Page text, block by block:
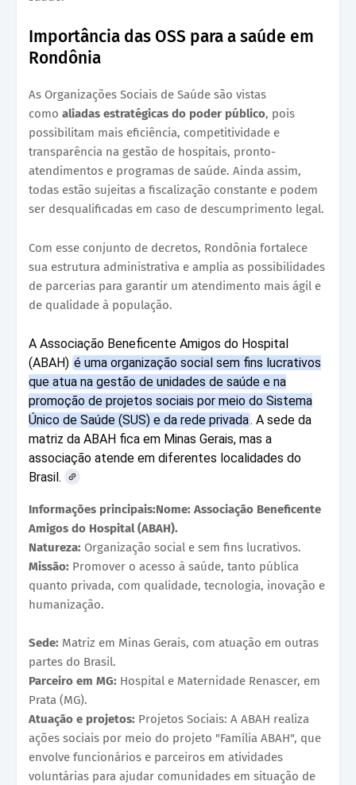
Importância das OSS para a saúde em
Rondônia
As Organizações Sociais de Saúde são vistas
como aliadas estratégicas do poder público, pois
possibilitam mais eficiência, competitividade e
transparência na gestão de hospitais, pronto-
atendimentos e programas de saúde. Ainda assim,
todas estão sujeitas a fiscalização constante e podem
ser desqualificadas em caso de descumprimento legal.
Com esse conjunto de decretos, Rondônia fortalece
sua estrutura administrativa e amplia as possibilidades
de parcerias para garantir um atendimento mais ágil e
de qualidade à população.
A Associação Beneficente Amigos do Hospital
(ABAH) é uma organização social sem fins lucrativos
que atua na gestão de unidades de saúde e na
promoção de projetos sociais por meio do Sistema
Único de Saúde (SUS) e da rede privada. A sede da
matriz da ABAH fica em Minas Gerais, mas a
associação atende em diferentes localidades do
Brasil.
Informações principais:Nome: Associação Beneficente
Amigos do Hospital (ABAH).
Natureza: Organização social e sem fins lucrativos.
Missão: Promover o acesso à saúde, tanto pública
quanto privada, com qualidade, tecnologia, inovação e
humanização.
Sede: Matriz em Minas Gerais, com atuação em outras
partes do Brasil.
Parceiro em MG: Hospital e Maternidade Renascer, em
Prata (MG).
Atuação e projetos: Projetos Sociais: A ABAH realiza
ações sociais por meio do projeto "Família ABAH", que
envolve funcionários e parceiros em atividades
voluntárias para ajudar comunidades em situação de